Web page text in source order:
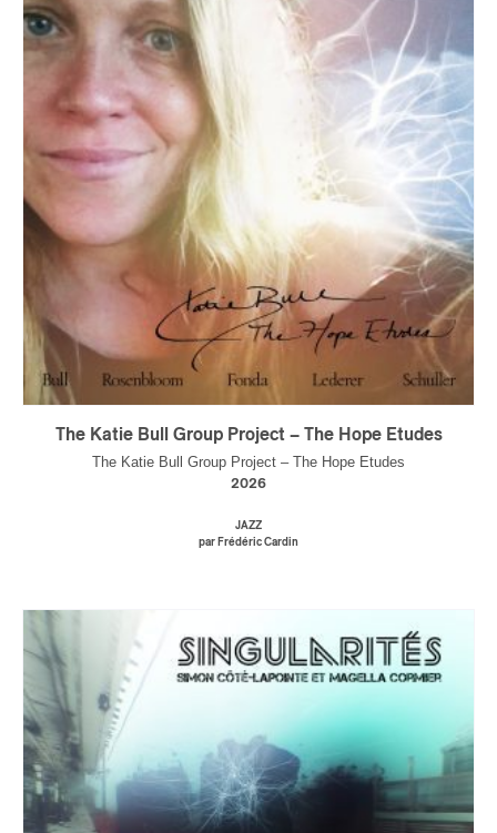
The Katie Bull Group Project – The Hope Etudes
The Katie Bull Group Project – The Hope Etudes
2026
JAZZ
par Frédéric Cardin